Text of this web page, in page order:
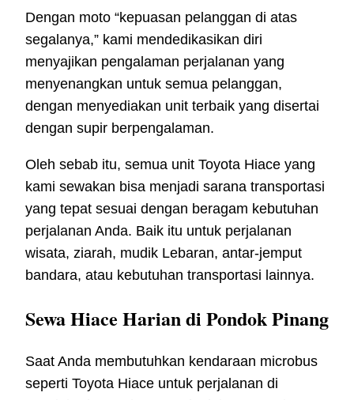
Dengan moto “kepuasan pelanggan di atas
segalanya,” kami mendedikasikan diri
menyajikan pengalaman perjalanan yang
menyenangkan untuk semua pelanggan,
dengan menyediakan unit terbaik yang disertai
dengan supir berpengalaman.
Oleh sebab itu, semua unit Toyota Hiace yang
kami sewakan bisa menjadi sarana transportasi
yang tepat sesuai dengan beragam kebutuhan
perjalanan Anda. Baik itu untuk perjalanan
wisata, ziarah, mudik Lebaran, antar-jemput
bandara, atau kebutuhan transportasi lainnya.
Sewa Hiace Harian di Pondok Pinang
Saat Anda membutuhkan kendaraan microbus
seperti Toyota Hiace untuk perjalanan di